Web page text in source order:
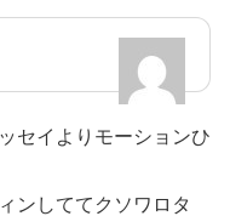
セイよりモーションひ
ンしててクソワロタ